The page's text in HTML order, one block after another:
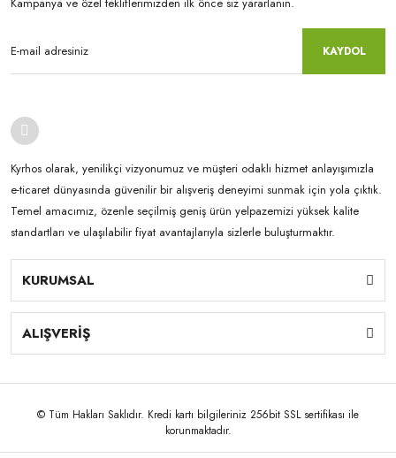
KAYDOL
Kyrhos olarak, yenilikçi vizyonumuz ve müşteri odaklı hizmet anlayışımızla
e-ticaret dünyasında güvenilir bir alışveriş deneyimi sunmak için yola çıktık.
Temel amacımız, özenle seçilmiş geniş ürün yelpazemizi yüksek kalite
standartları ve ulaşılabilir fiyat avantajlarıyla sizlerle buluşturmaktır.
KURUMSAL
ALIŞVERİŞ
© Tüm Hakları Saklıdır. Kredi kartı bilgileriniz 256bit SSL sertifikası ile
korunmaktadır.